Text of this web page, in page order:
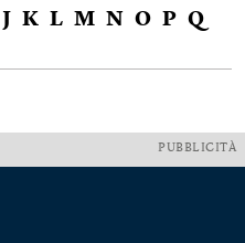
J K L M N O P Q
PUBBLICITÀ